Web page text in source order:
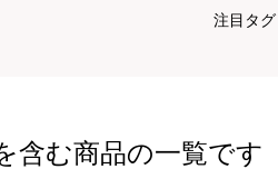
注目タグ
含む商品の一覧です